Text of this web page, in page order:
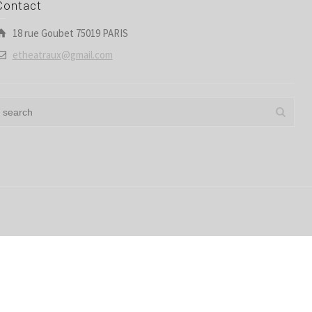
18 rue Goubet 75019 PARIS
etheatraux@gmail.com